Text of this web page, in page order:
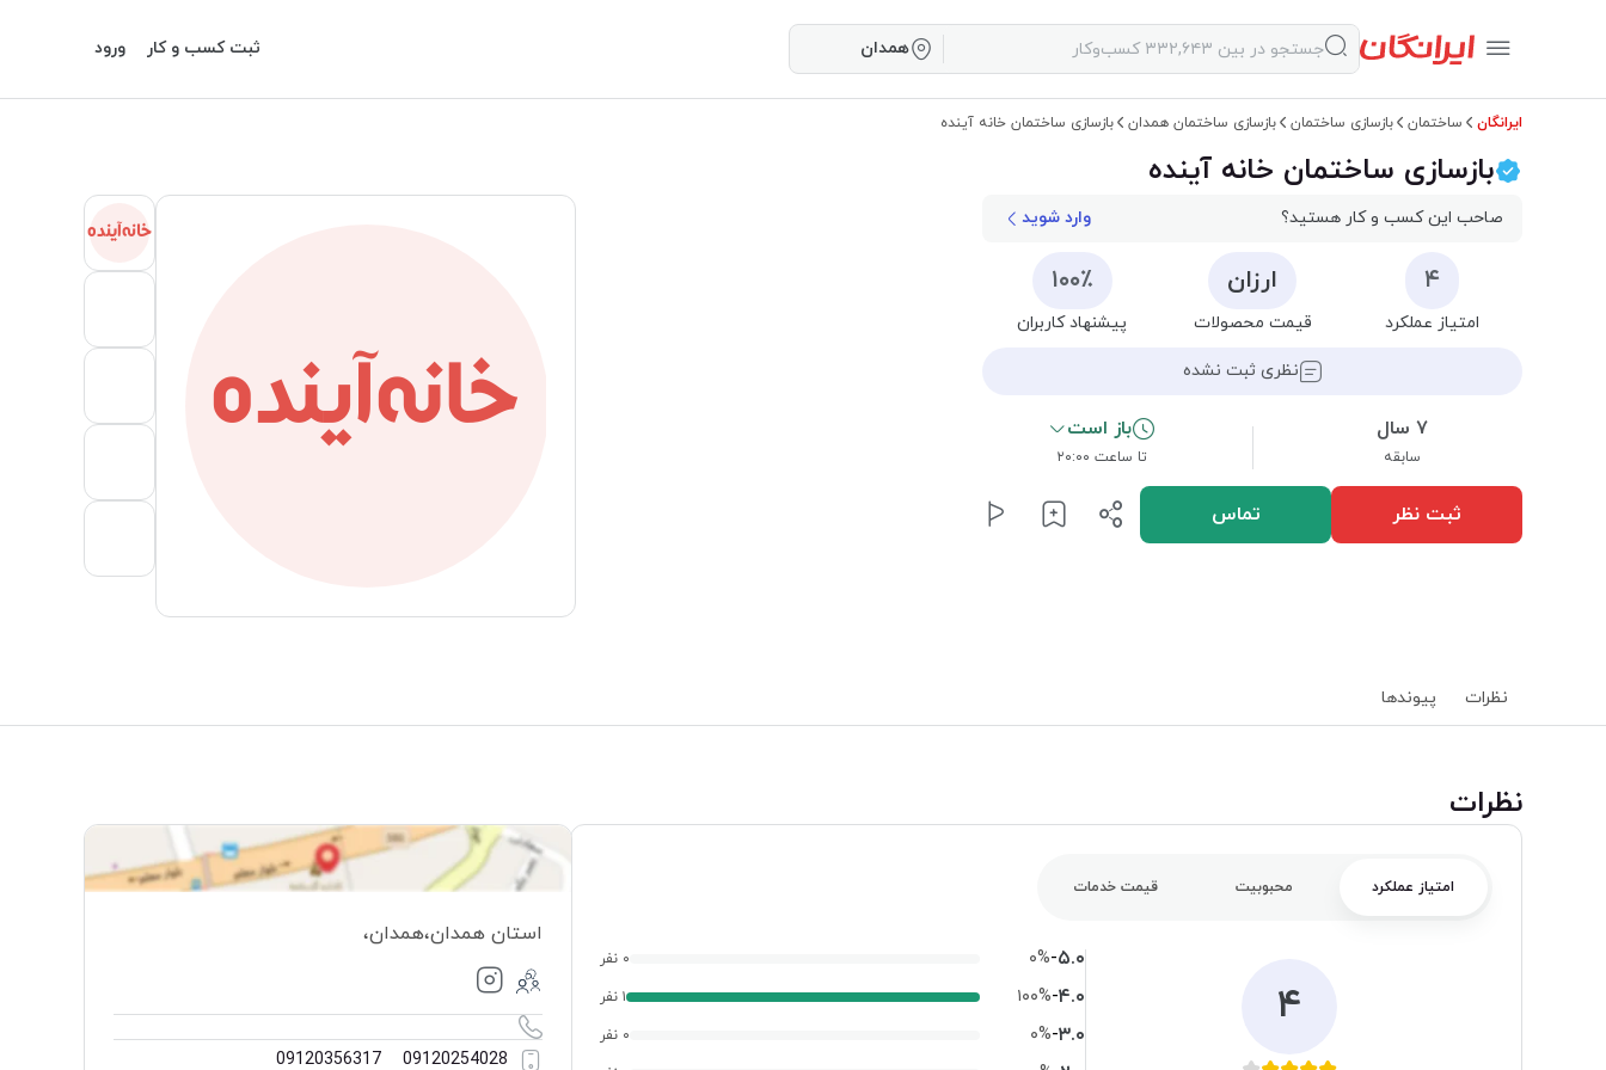
همدان ثبت کسب و کار ورود
ایرانگان ساختمان بازسازی ساختمان بازسازی ساختمان همدان بازسازی ساختمان خانه آینده
بازسازی ساختمان خانه آینده
صاحب این کسب و کار هستید؟ وارد شوید
۴
امتیاز عملکرد
ارزان
قیمت محصولات
۱۰۰٪
پیشنهاد کاربران
نظری ثبت نشده
۷ سال
سابقه
باز است
تا ساعت ۲۰:۰۰
ثبت نظر تماس
خانه‌آینده
خانه‌آینده
نظرات پیوند‌ها
‌نظرات
امتیاز عملکرد محبوبیت قیمت خدمات
۴
۵.۰-۰% ۰ نفر
۴.۰-۱۰۰% ۱ نفر
۳.۰-۰% ۰ نفر
استان همدان،همدان،
09120254028
09120356317